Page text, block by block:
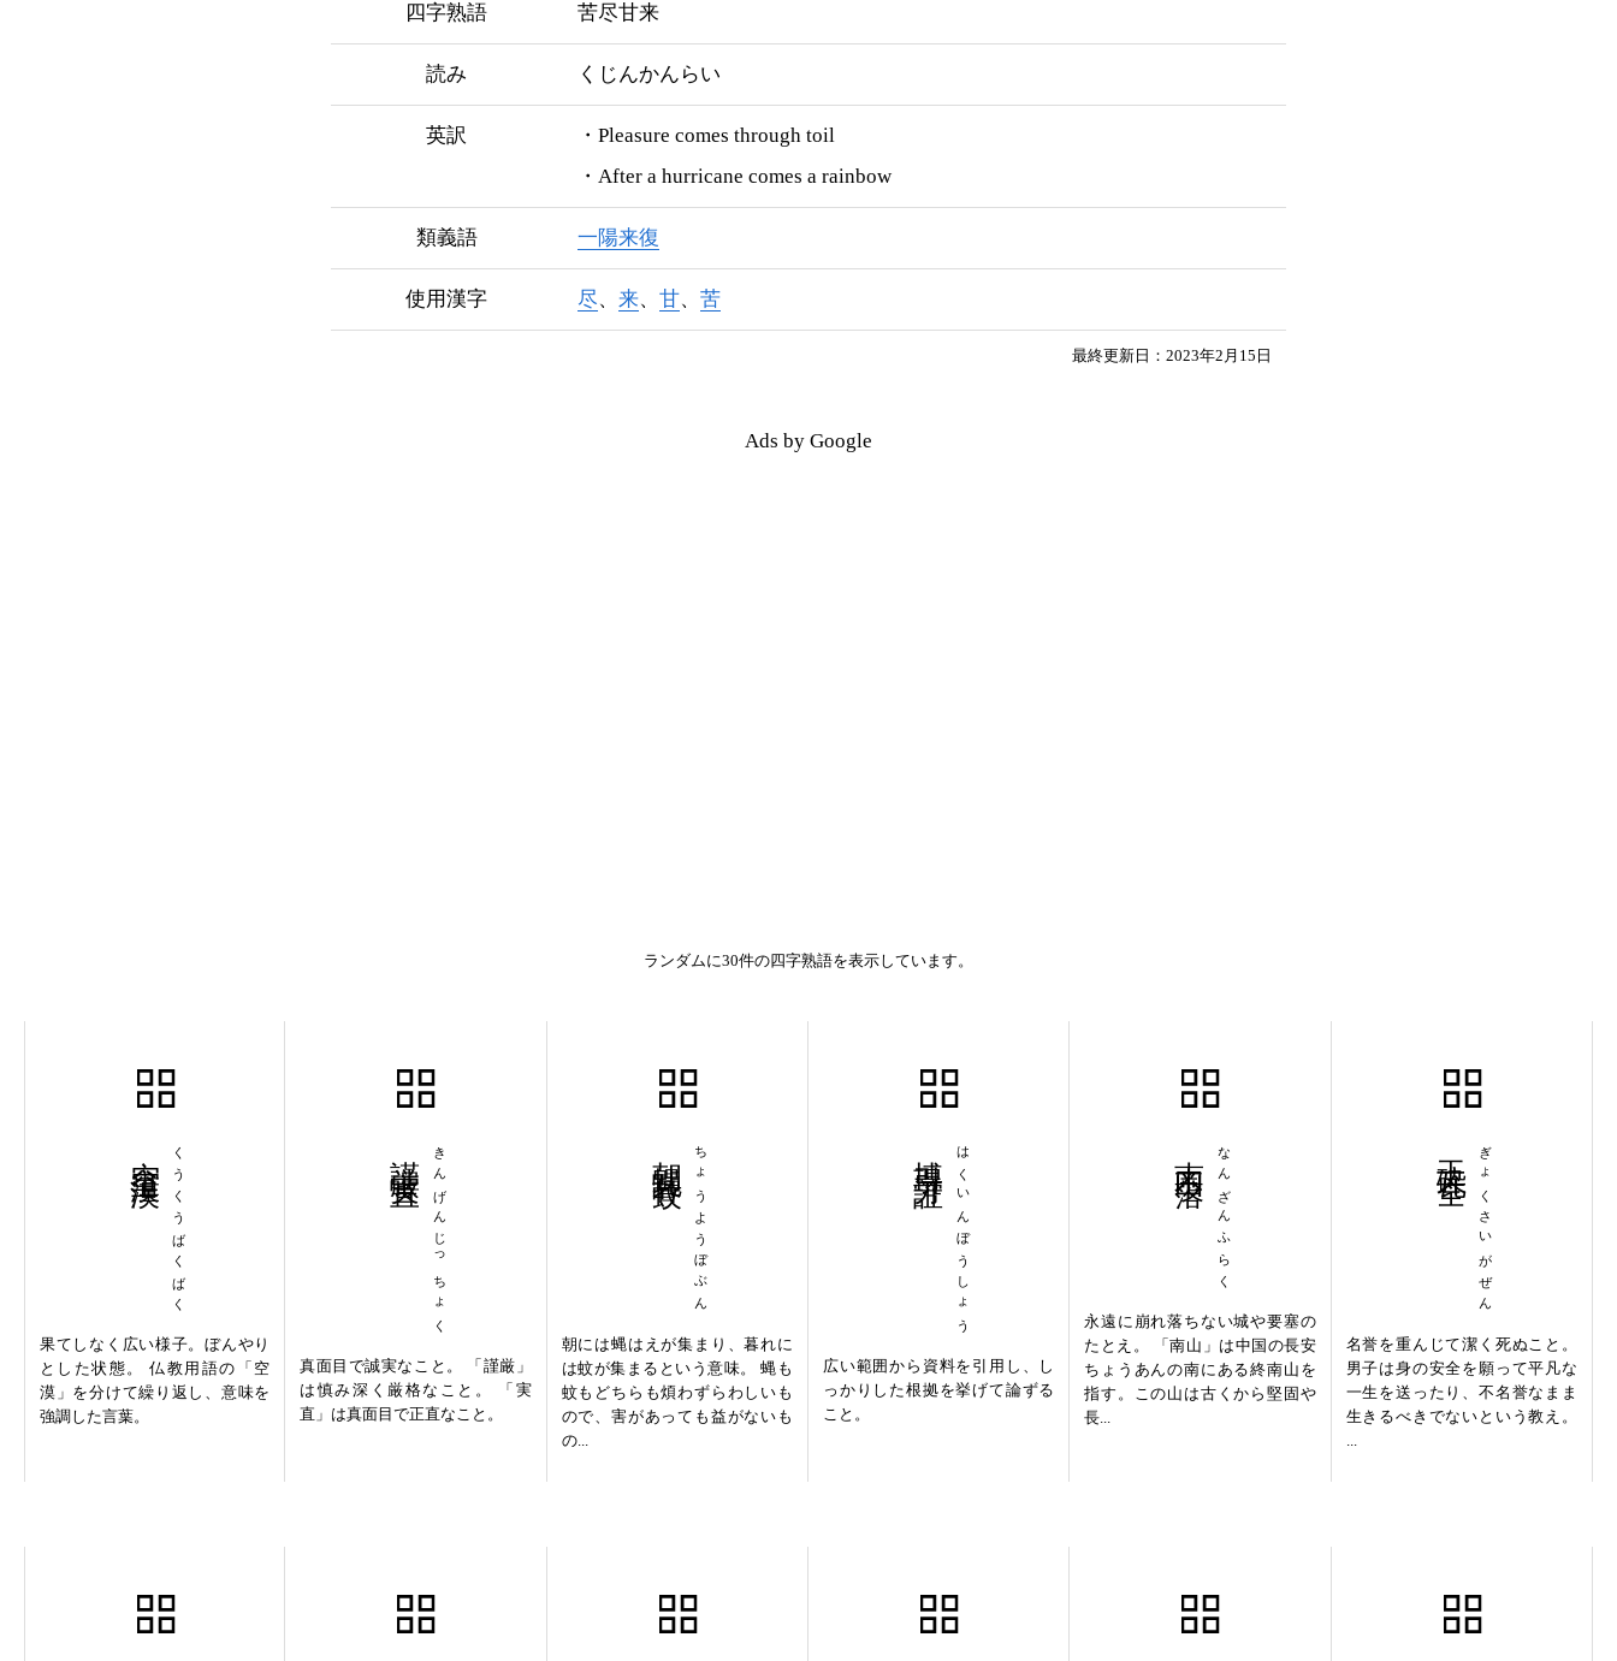
四字熟語 苦尽甘来
読み くじんかんらい
英訳
・Pleasure comes through toil
・After a hurricane comes a rainbow
類義語 一陽来復
使用漢字 尽、 来、 甘、 苦
最終更新日：2023年2月15日
Ads by Google
ランダムに30件の四字熟語を表示しています。
くうくうばくばく
果てしなく広い様子。ぼんやり
とした状態。 仏教用語の「空
漠」を分けて繰り返し、意味を
強調した言葉。
きんげんじっちょく
真面目で誠実なこと。 「謹厳」
は慎み深く厳格なこと。 「実
直」は真面目で正直なこと。
ちょうようぼぶん
朝には蝿はえが集まり、暮れに
は蚊が集まるという意味。 蝿も
蚊もどちらも煩わずらわしいも
ので、害があっても益がないも
の...
はくいんぼうしょう
広い範囲から資料を引用し、し
っかりした根拠を挙げて論ずる
こと。
なんざんふらく
永遠に崩れ落ちない城や要塞の
たとえ。 「南山」は中国の長安
ちょうあんの南にある終南山を
指す。この山は古くから堅固や
長...
ぎょくさいがぜん
名誉を重んじて潔く死ぬこと。
男子は身の安全を願って平凡な
一生を送ったり、不名誉なまま
生きるべきでないという教え。
...